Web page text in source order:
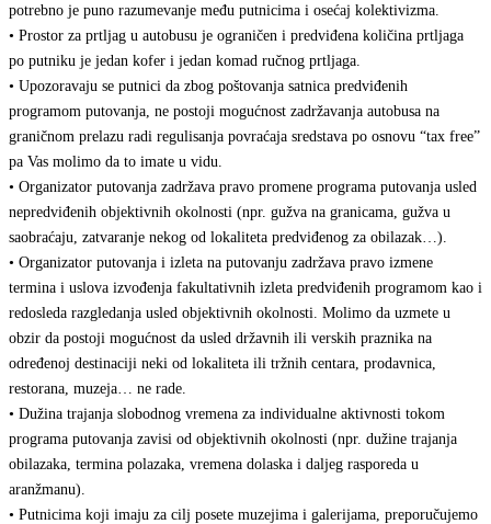
potrebno je puno razumevanje među putnicima i osećaj kolektivizma.
• Prostor za prtljag u autobusu je ograničen i predviđena količina prtljaga
po putniku je jedan kofer i jedan komad ručnog prtljaga.
• Upozoravaju se putnici da zbog poštovanja satnica predviđenih
programom putovanja, ne postoji mogućnost zadržavanja autobusa na
graničnom prelazu radi regulisanja povraćaja sredstava po osnovu “tax free”
pa Vas molimo da to imate u vidu.
• Organizator putovanja zadržava pravo promene programa putovanja usled
nepredviđenih objektivnih okolnosti (npr. gužva na granicama, gužva u
saobraćaju, zatvaranje nekog od lokaliteta predviđenog za obilazak…).
• Organizator putovanja i izleta na putovanju zadržava pravo izmene
termina i uslova izvođenja fakultativnih izleta predviđenih programom kao i
redosleda razgledanja usled objektivnih okolnosti. Molimo da uzmete u
obzir da postoji mogućnost da usled državnih ili verskih praznika na
određenoj destinaciji neki od lokaliteta ili tržnih centara, prodavnica,
restorana, muzeja… ne rade.
• Dužina trajanja slobodnog vremena za individualne aktivnosti tokom
programa putovanja zavisi od objektivnih okolnosti (npr. dužine trajanja
obilazaka, termina polazaka, vremena dolaska i daljeg rasporeda u
aranžmanu).
• Putnicima koji imaju za cilj posete muzejima i galerijama, preporučujemo